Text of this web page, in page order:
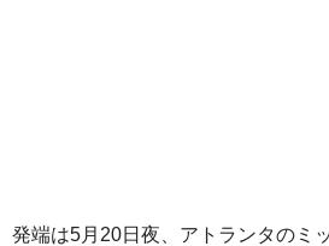
発端は5月20日夜、アトランタのミ